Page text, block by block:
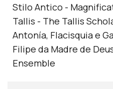
Stilo Antico -
Tallis - The Tallis
Antonía, Flacisquia e
Filipe da Madre de
Ensemble